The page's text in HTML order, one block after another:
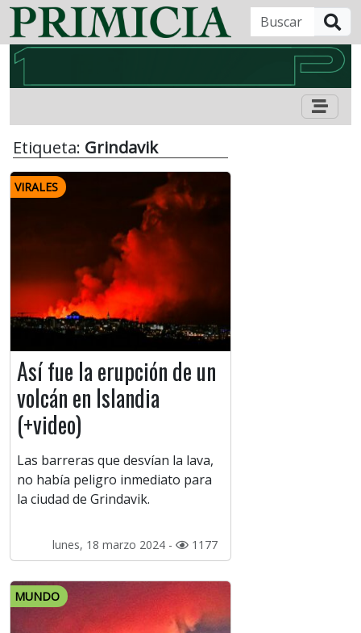
Etiqueta: Grindavik
VIRALES
Así fue la erupción de un
volcán en Islandia
(+video)
Las barreras que desvían la lava,
no había peligro inmediato para
la ciudad de Grindavik.
lunes, 18 marzo 2024 - 1177
MUNDO